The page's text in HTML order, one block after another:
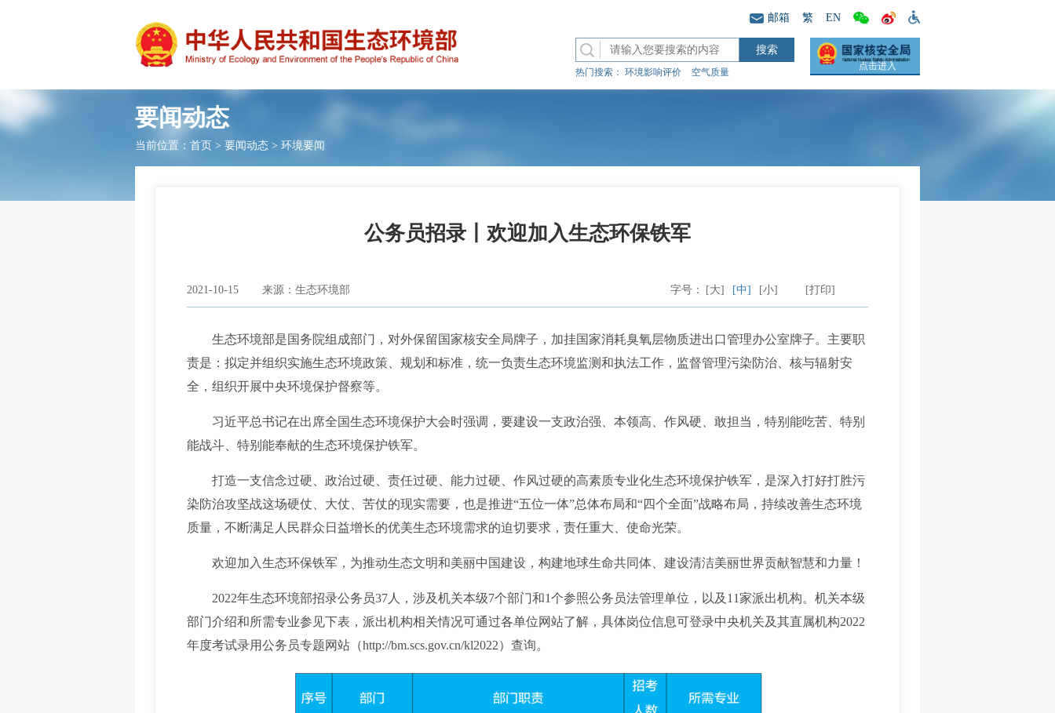
邮箱 繁 EN
热门搜索： 环境影响评价 空气质量
点击进入
要闻动态
当前位置： 首页 > 要闻动态 > 环境要闻
公务员招录丨欢迎加入生态环保铁军
2021-10-15 来源：生态环境部 [打印]
字号： [大] [中] [小]
生态环境部是国务院组成部门，对外保留国家核安全局牌子，加挂国家消耗臭氧层物质进出口管理办公室牌子。主要职
责是：拟定并组织实施生态环境政策、规划和标准，统一负责生态环境监测和执法工作，监督管理污染防治、核与辐射安
全，组织开展中央环境保护督察等。
习近平总书记在出席全国生态环境保护大会时强调，要建设一支政治强、本领高、作风硬、敢担当，特别能吃苦、特别
能战斗、特别能奉献的生态环境保护铁军。
打造一支信念过硬、政治过硬、责任过硬、能力过硬、作风过硬的高素质专业化生态环境保护铁军，是深入打好打胜污
染防治攻坚战这场硬仗、大仗、苦仗的现实需要，也是推进“五位一体”总体布局和“四个全面”战略布局，持续改善生态环境
质量，不断满足人民群众日益增长的优美生态环境需求的迫切要求，责任重大、使命光荣。
欢迎加入生态环保铁军，为推动生态文明和美丽中国建设，构建地球生命共同体、建设清洁美丽世界贡献智慧和力量！
2022年生态环境部招录公务员37人，涉及机关本级7个部门和1个参照公务员法管理单位，以及11家派出机构。机关本级
部门介绍和所需专业参见下表，派出机构相关情况可通过各单位网站了解，具体岗位信息可登录中央机关及其直属机构2022
年度考试录用公务员专题网站（http://bm.scs.gov.cn/kl2022）查询。